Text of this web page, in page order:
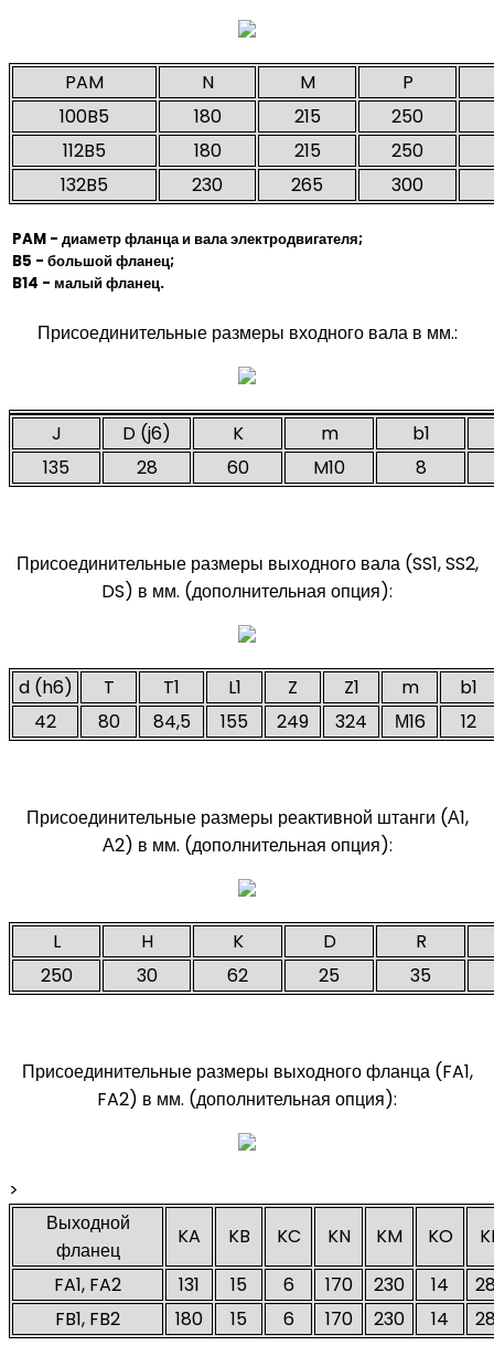
PAM N M
P
100B5
180 215
250
112B5
180 215
250
132B5
230 265 300
PAM - диаметр фланца и вала электродвигателя;
B5 - большой фланец;
B14 - малый фланец.
Присоединительные размеры входного вала в мм.:
J D (j6) K m
b1
135
28 60 M10 8
Присоединительные размеры выходного вала (SS1, SS2,
DS) в мм. (дополнительная опция):
d (h6) T T1 L1 Z Z1 m
b1
42
80 84,5 155 249 324 М16 12
Присоединительные размеры реактивной штанги (А1,
А2) в мм. (дополнительная опция):
L H K D
R
250
30 62 25 35
Присоединительные размеры выходного фланца (FA1,
FA2) в мм. (дополнительная опция):
>
Выходной
фланец
KA KB KC KN KM KO
FA1, FA2
131 15 6 170 230 14
FB1, FB2
180 15 6 170 230 14